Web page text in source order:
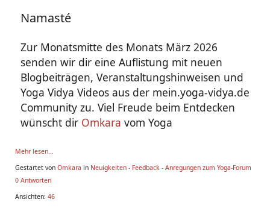
Namasté
Zur Monatsmitte des Monats März 2026
senden wir dir eine Auflistung mit neuen
Blogbeiträgen, Veranstaltungshinweisen und
Yoga Vidya Videos aus der mein.yoga-vidya.de
Community zu. Viel Freude beim Entdecken
wünscht dir Omkara vom Yoga
Mehr lesen...
Gestartet von Omkara in Neuigkeiten - Feedback - Anregungen zum Yoga-Forum
0 Antworten
Ansichten: 46